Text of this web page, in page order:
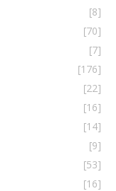
[8]
[70]
[7]
[176]
[22]
[16]
[14]
[9]
[53]
[16]